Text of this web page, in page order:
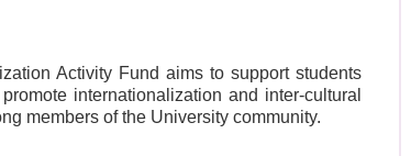
Activity Fund aims to support students
internationalization and inter-cultural
members of the University community.